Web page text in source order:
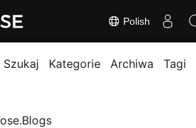
Polish
Szukaj Kategorie Archiwa Tagi